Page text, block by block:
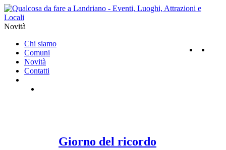
Novità
Chi siamo
Comuni
Novità
Contatti
Giorno del ricordo